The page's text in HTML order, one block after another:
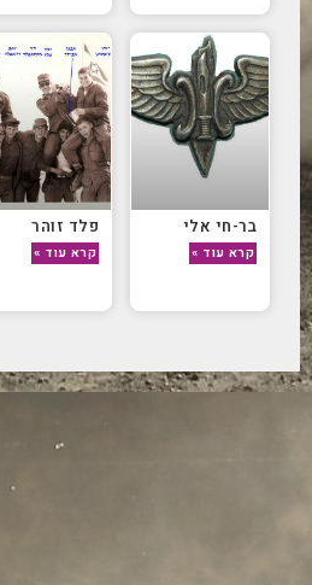
בר-חי אלי
קרא עוד »
פלד זוהר
קרא עוד »